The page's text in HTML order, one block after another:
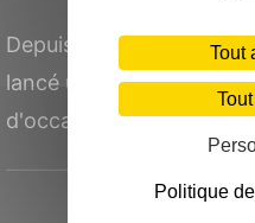
Depuis le 19 mars
lancé une nouvelle offre
d'occasion, 100% en...
Tout
Politique